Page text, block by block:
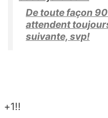
De toute façon
attendent
suivante, svp!
+1!!